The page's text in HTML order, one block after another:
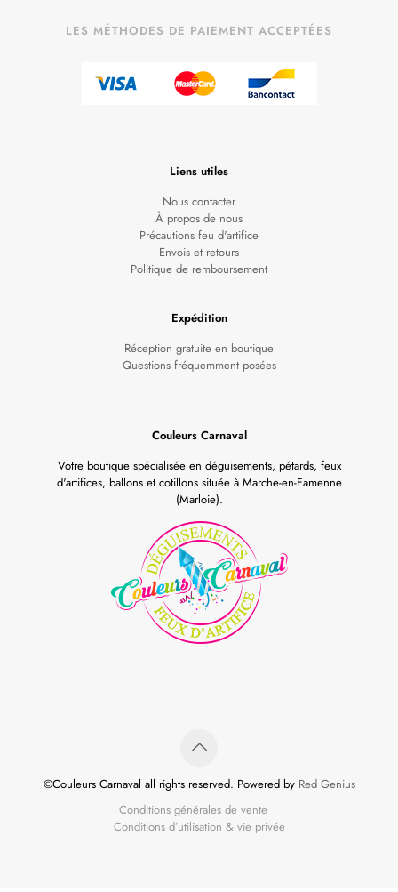
LES MÉTHODES DE PAIEMENT ACCEPTÉES
Liens utiles
Nous contacter
À propos de nous
Précautions feu d'artifice
Envois et retours
Politique de remboursement
Expédition
Réception gratuite en boutique
Questions fréquemment posées
Couleurs Carnaval
Votre boutique spécialisée en déguisements, pétards, feux
d'artifices, ballons et cotillons située à Marche-en-Famenne
(Marloie).
©Couleurs Carnaval all rights reserved. Powered by Red Genius
Conditions générales de vente
Conditions d’utilisation & vie privée